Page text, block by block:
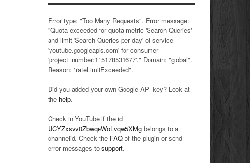
Error type: "Too Many Requests". Error message:
"Quota exceeded for quota metric 'Search Queries'
and limit 'Search Queries per day' of service
'youtube.googleapis.com' for consumer
'project_number:115178531677'." Domain: "global".
Reason: "rateLimitExceeded".
Did you added your own Google API key? Look at
the help.
Check in YouTube if the id
UCYZxsvv0ZbwqeWoLvqw5XMg belongs to a
channelid. Check the FAQ of the plugin or send
error messages to support.